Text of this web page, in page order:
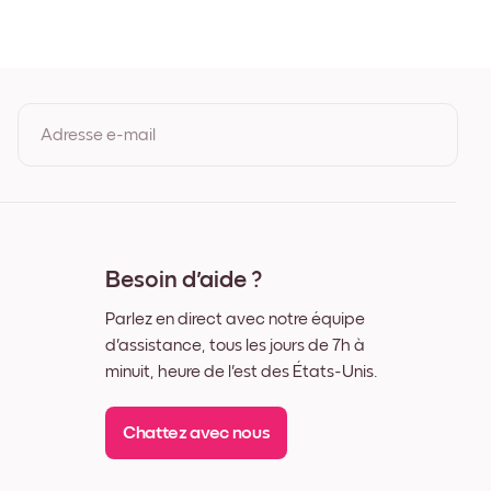
Adresse e-mail
Besoin d'aide ?
Parlez en direct avec notre équipe
d'assistance, tous les jours de 7h à
minuit, heure de l'est des États-Unis.
Chattez avec nous